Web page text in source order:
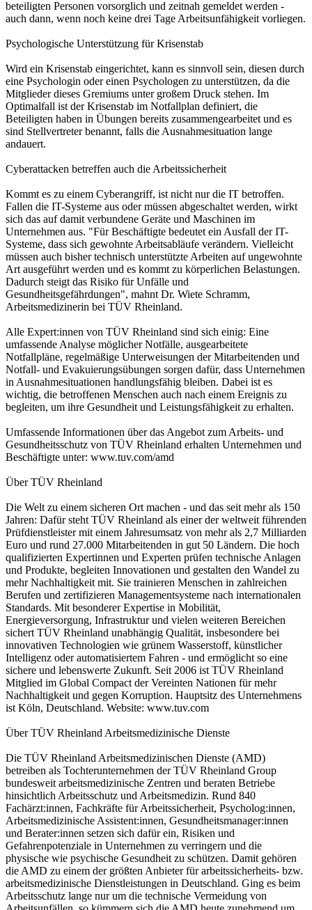
beteiligten Personen vorsorglich und zeitnah gemeldet werden -
auch dann, wenn noch keine drei Tage Arbeitsunfähigkeit vorliegen.
Psychologische Unterstützung für Krisenstab
Wird ein Krisenstab eingerichtet, kann es sinnvoll sein, diesen durch
eine Psychologin oder einen Psychologen zu unterstützen, da die
Mitglieder dieses Gremiums unter großem Druck stehen. Im
Optimalfall ist der Krisenstab im Notfallplan definiert, die
Beteiligten haben in Übungen bereits zusammengearbeitet und es
sind Stellvertreter benannt, falls die Ausnahmesituation lange
andauert.
Cyberattacken betreffen auch die Arbeitssicherheit
Kommt es zu einem Cyberangriff, ist nicht nur die IT betroffen.
Fallen die IT-Systeme aus oder müssen abgeschaltet werden, wirkt
sich das auf damit verbundene Geräte und Maschinen im
Unternehmen aus. "Für Beschäftigte bedeutet ein Ausfall der IT-
Systeme, dass sich gewohnte Arbeitsabläufe verändern. Vielleicht
müssen auch bisher technisch unterstützte Arbeiten auf ungewohnte
Art ausgeführt werden und es kommt zu körperlichen Belastungen.
Dadurch steigt das Risiko für Unfälle und
Gesundheitsgefährdungen", mahnt Dr. Wiete Schramm,
Arbeitsmedizinerin bei TÜV Rheinland.
Alle Expert:innen von TÜV Rheinland sind sich einig: Eine
umfassende Analyse möglicher Notfälle, ausgearbeitete
Notfallpläne, regelmäßige Unterweisungen der Mitarbeitenden und
Notfall- und Evakuierungsübungen sorgen dafür, dass Unternehmen
in Ausnahmesituationen handlungsfähig bleiben. Dabei ist es
wichtig, die betroffenen Menschen auch nach einem Ereignis zu
begleiten, um ihre Gesundheit und Leistungsfähigkeit zu erhalten.
Umfassende Informationen über das Angebot zum Arbeits- und
Gesundheitsschutz von TÜV Rheinland erhalten Unternehmen und
Beschäftigte unter: www.tuv.com/amd
Über TÜV Rheinland
Die Welt zu einem sicheren Ort machen - und das seit mehr als 150
Jahren: Dafür steht TÜV Rheinland als einer der weltweit führenden
Prüfdienstleister mit einem Jahresumsatz von mehr als 2,7 Milliarden
Euro und rund 27.000 Mitarbeitenden in gut 50 Ländern. Die hoch
qualifizierten Expertinnen und Experten prüfen technische Anlagen
und Produkte, begleiten Innovationen und gestalten den Wandel zu
mehr Nachhaltigkeit mit. Sie trainieren Menschen in zahlreichen
Berufen und zertifizieren Managementsysteme nach internationalen
Standards. Mit besonderer Expertise in Mobilität,
Energieversorgung, Infrastruktur und vielen weiteren Bereichen
sichert TÜV Rheinland unabhängig Qualität, insbesondere bei
innovativen Technologien wie grünem Wasserstoff, künstlicher
Intelligenz oder automatisiertem Fahren - und ermöglicht so eine
sichere und lebenswerte Zukunft. Seit 2006 ist TÜV Rheinland
Mitglied im Global Compact der Vereinten Nationen für mehr
Nachhaltigkeit und gegen Korruption. Hauptsitz des Unternehmens
ist Köln, Deutschland. Website: www.tuv.com
Über TÜV Rheinland Arbeitsmedizinische Dienste
Die TÜV Rheinland Arbeitsmedizinischen Dienste (AMD)
betreiben als Tochterunternehmen der TÜV Rheinland Group
bundesweit arbeitsmedizinische Zentren und beraten Betriebe
hinsichtlich Arbeitsschutz und Arbeitsmedizin. Rund 840
Fachärzt:innen, Fachkräfte für Arbeitssicherheit, Psycholog:innen,
Arbeitsmedizinische Assistent:innen, Gesundheitsmanager:innen
und Berater:innen setzen sich dafür ein, Risiken und
Gefahrenpotenziale in Unternehmen zu verringern und die
physische wie psychische Gesundheit zu schützen. Damit gehören
die AMD zu einem der größten Anbieter für arbeitssicherheits- bzw.
arbeitsmedizinische Dienstleistungen in Deutschland. Ging es beim
Arbeitsschutz lange nur um die technische Vermeidung von